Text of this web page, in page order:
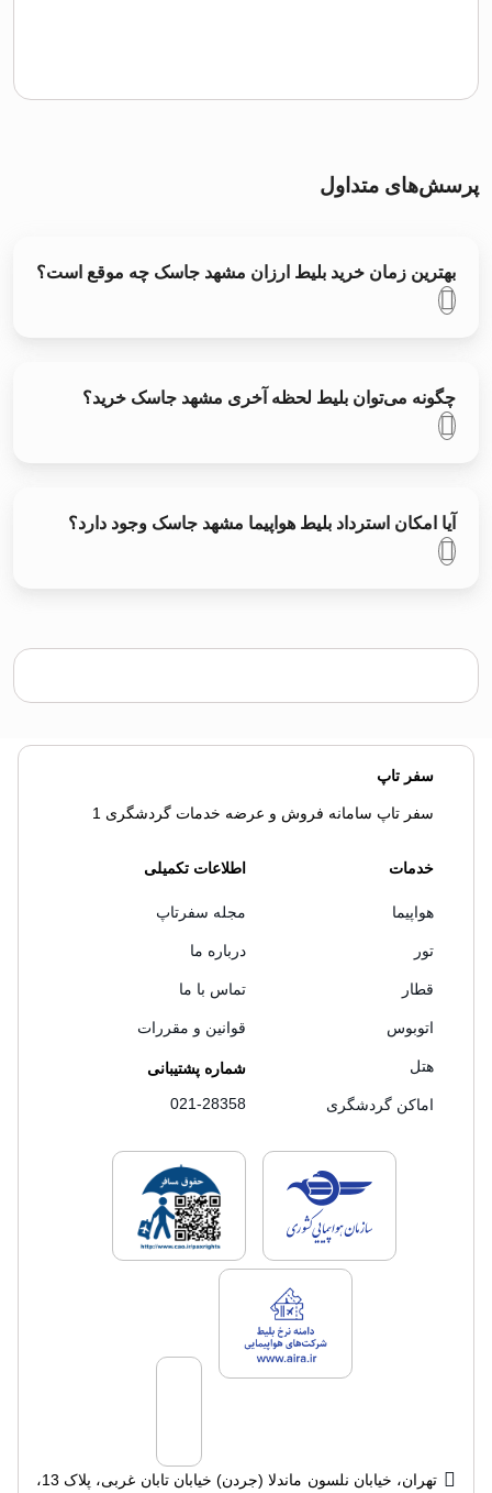
پرسش‌های متداول
بهترین زمان خرید بلیط ارزان مشهد جاسک چه موقع است؟
چگونه می‌توان بلیط لحظه آخری مشهد جاسک خرید؟
آیا امکان استرداد بلیط هواپیما مشهد جاسک وجود دارد؟
سفر تاپ
سفر تاپ سامانه فروش و عرضه خدمات گردشگری 1
خدمات
هواپیما
تور
قطار
اتوبوس
هتل
اماکن گردشگری
اطلاعات تکمیلی
مجله سفرتاپ
درباره ما
تماس با ما
قوانین و مقررات
شماره پشتیبانی
021-28358
لایسنس های فروش سفرتاپلایسنس های
لایسنس های فروش سفرتاپ
تهران، خیابان نلسون ماندلا (جردن) خیابان تابان غربی، پلاک 13،